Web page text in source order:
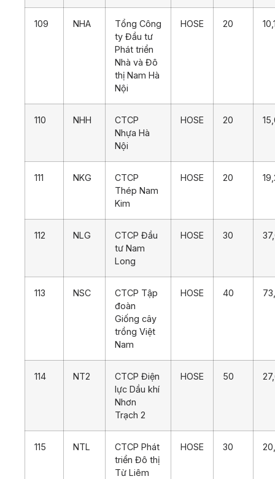
109 NHA
Tổng Công
ty Đầu tư
Phát triển
Nhà và Đô
thị Nam Hà
Nội
HOSE 20
110 NHH
CTCP
Nhựa Hà
Nội
HOSE 20
111 NKG
CTCP
Thép Nam
Kim
HOSE 20
112 NLG
CTCP Đầu
tư Nam
Long
HOSE 30
113 NSC
CTCP Tập
đoàn
Giống cây
trồng Việt
Nam
HOSE 40
114 NT2
CTCP Điện
lực Dầu khí
Nhơn
Trạch 2
HOSE 50
115 NTL
CTCP Phát
triển Đô thị
Từ Liêm
HOSE 30